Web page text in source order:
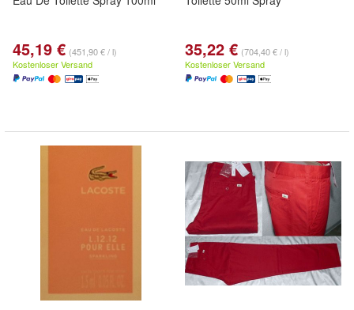
45,19 € (451,90 € / l)
Kostenloser Versand
35,22 € (704,40 € / l)
Kostenloser Versand